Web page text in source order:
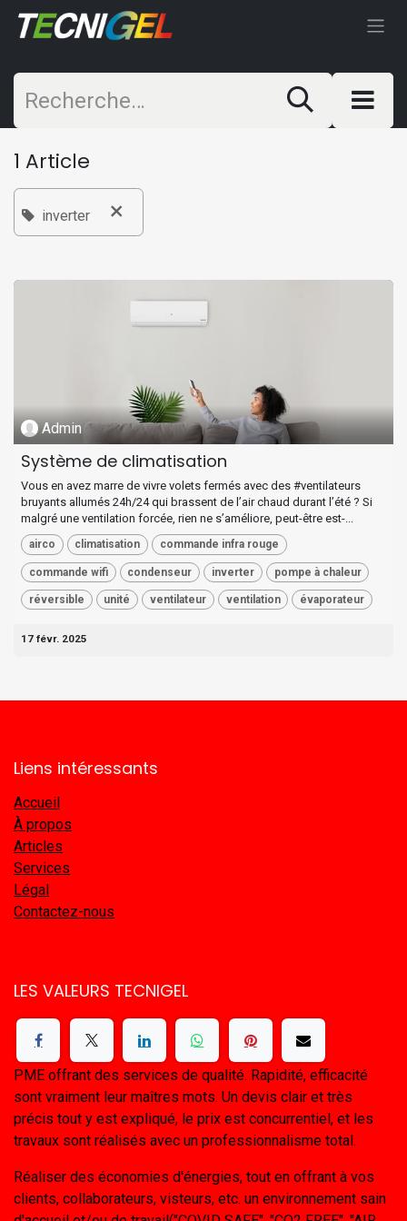
Se rendre au contenu
1 Article
inverter ×
Admin
Système de climatisation
Vous en avez marre de vivre volets fermés avec des #ventilateurs
bruyants allumés 24h/24 qui brassent de l’air chaud durant l’été ? Si
malgré une ventilation forcée, rien ne s’améliore, peut-être est-...
airco climatisation commande infra rouge
commande wifi condenseur inverter pompe à chaleur
réversible unité ventilateur ventilation évaporateur
17 févr. 2025
Liens intéressants
Accueil
À propos
Articles
Services
Légal
Contactez-nous
LES VALEURS TECNIGEL
PME offrant des services de qualité. Rapidité, efficacité
sont vraiment leur maîtres mots. Un devis clair et très
précis tout y est expliqué, le prix est concurrentiel, et les
travaux sont réalisés avec un professionnalisme total.
Réaliser des économies d'énergies, tout en offrant à vos
clients, collaborateurs, visteurs, etc. un environnement sain